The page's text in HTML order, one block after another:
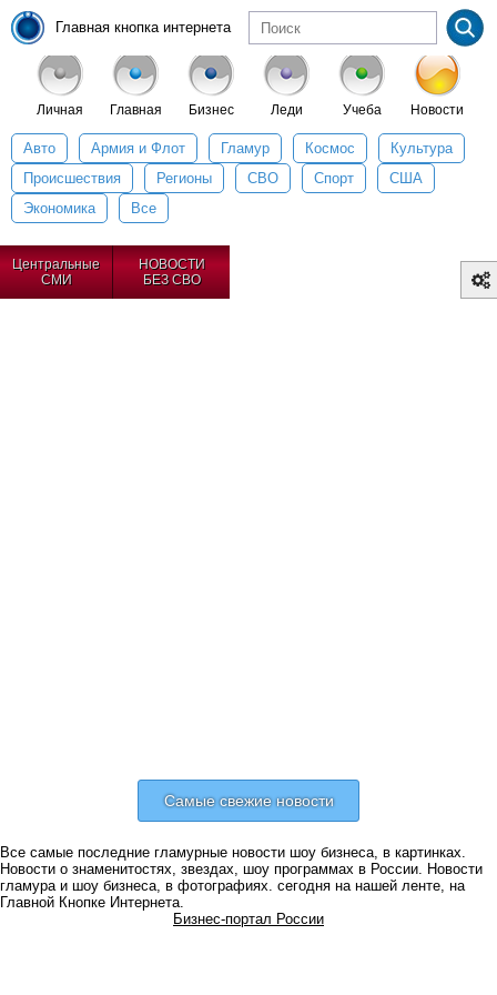
Авто Армия и Флот Гламур Космос
Культура
Происшествия
Регионы СВО Спорт
США
Экономика
Все
Центральные
СМИ
НОВОСТИ
БЕЗ СВО
Самые свежие новости
Все самые последние гламурные новости шоу бизнеса, в картинках.
Новости о знаменитостях, звездах, шоу программах в России. Новости
гламура и шоу бизнеса, в фотографиях. сегодня на нашей ленте, на
Главной Кнопке Интернета.
Бизнес-портал России